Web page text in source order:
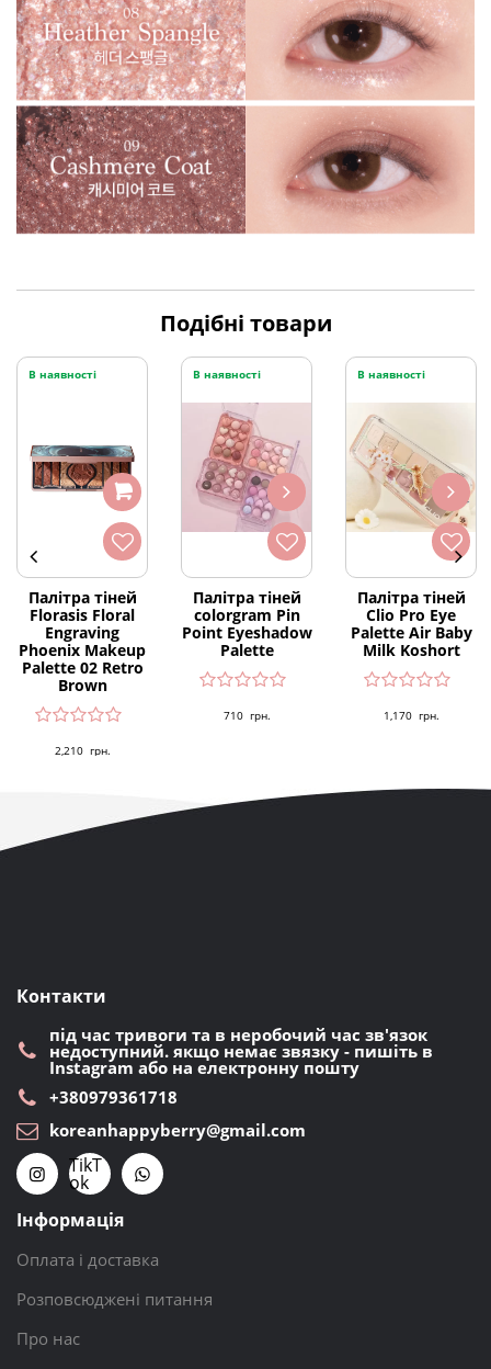
Подібні товари
В наявності
Палітра тіней
Florasis Floral
Engraving
Phoenix Makeup
Palette 02 Retro
Brown
2,210 грн.
В наявності
Палітра тіней
colorgram Pin
Point Eyeshadow
Palette
710 грн.
В наявності
Палітра тіней
Clio Pro Eye
Palette Air Baby
Milk Koshort
1,170 грн.
Контакти
під час тривоги та в неробочий час зв'язок
недоступний. якщо немає звязку - пишіть в
Instagram або на електронну пошту
+380979361718
koreanhappyberry@gmail.com
TikT
ok
Інформація
Оплата і доставка
Розповсюджені питання
Про нас